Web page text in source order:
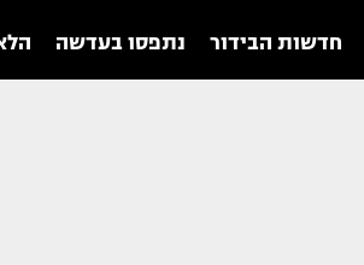
חדשות הבידור נתפסו בעדשה